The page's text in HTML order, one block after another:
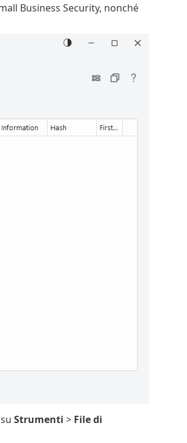
Business Security, nonché
Strumenti > File di